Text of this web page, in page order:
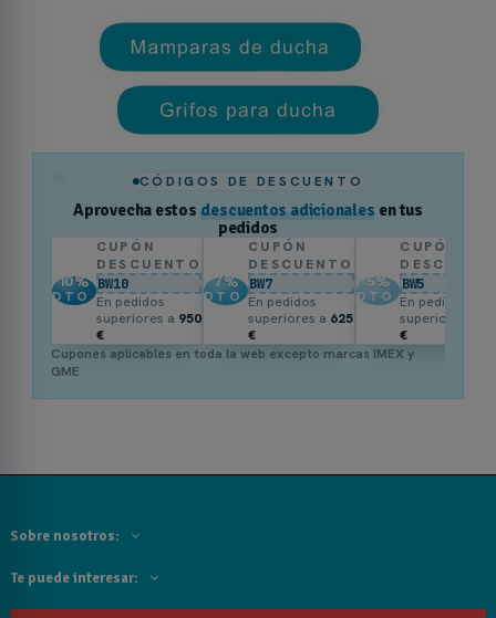
CÓDIGOS DE DESCUENTO
Aprovecha estos descuentos adicionales en tus
pedidos
10%
DTO.
CUPÓN
DESCUENTO
BW10
En pedidos
superiores a 950
€
7%
DTO.
CUPÓN
DESCUENTO
BW7
En pedidos
superiores a 625
€
5%
DTO.
CUPÓN
BW5
En pedidos
superiores a
€
Cupones aplicables en toda la web excepto marcas IMEX y
GME
Sobre nosotros:
Te puede interesar: